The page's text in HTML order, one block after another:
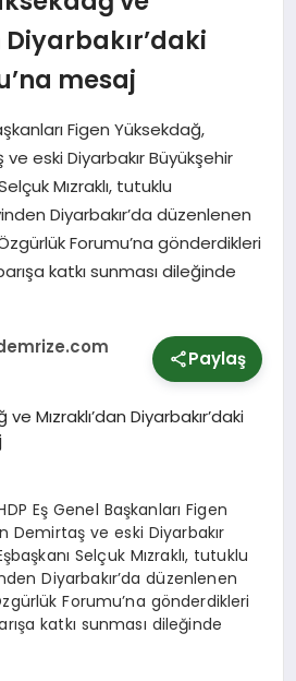
Diyarbakır’daki
mesaj
Figen Yüksekdağ,
eski Diyarbakır Büyükşehir
Mızraklı, tutuklu
Diyarbakır’da düzenlenen
Forumu’na gönderdikleri
katkı sunması dileğinde
Paylaş
Eş Genel Başkanları Figen
Demirtaş ve eski Diyarbakır
Selçuk Mızraklı, tutuklu
Diyarbakır’da düzenlenen
Forumu’na gönderdikleri
katkı sunması dileğinde